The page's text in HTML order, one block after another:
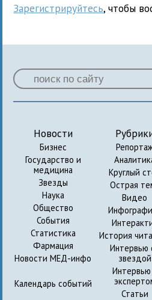
Зарегистрируйтесь, чтобы
Новости
Бизнес
Государство и
медицина
Звезды
Наука
Общество
События
Статистика
Фармация
Новости МЕД-инфо
Календарь событий
Круглый
Острая
Видео
История
Интервью
звездой
Интервью
Статьи